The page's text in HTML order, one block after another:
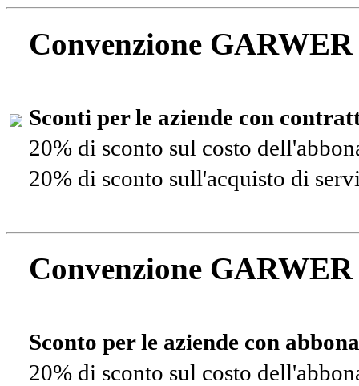
Convenzione
Sconti per le aziende con
20% di sconto sul costo
20% di sconto sull'acquisto di
Convenzione
Sconto per le aziende con
20% di sconto sul costo